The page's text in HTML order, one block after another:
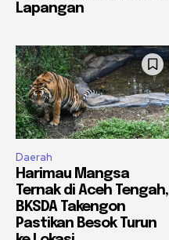
Lapangan
Daerah
Harimau Mangsa
Ternak di Aceh Tengah,
BKSDA Takengon
Pastikan Besok Turun